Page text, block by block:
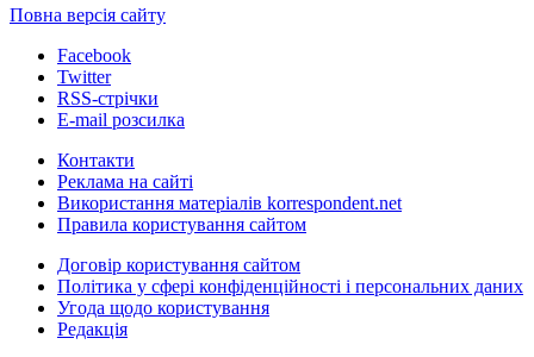
Повна версія сайту
Facebook
Twitter
RSS-стрічки
E-mail розсилка
Контакти
Реклама на сайті
Використання матеріалів korrespondent.net
Правила користування сайтом
Договір користування сайтом
Політика у сфері конфіденційності і персональних даних
Угода щодо користування
Редакція